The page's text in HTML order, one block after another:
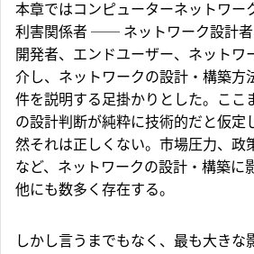
本章ではコンピューターネットワー
利害関係者 ── ネットワーク設計
開発者、エンドユーザー、ネット
介し、ネットワークの設計・構築方
件を説明する足掛かりとした。ここ
の設計判断が純粋に技術的だと仮定
然それは正しくない。市場圧力、政
など、ネットワークの設計・構築に
他にも数多く存在する。
しかし言うまでもなく、最も大きな